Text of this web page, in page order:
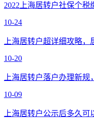
2022上海居转户社保个税
10-24
上海居转户超详细攻略
10-20
上海居转户落户办理新规
10-09
上海居转户公示后多久